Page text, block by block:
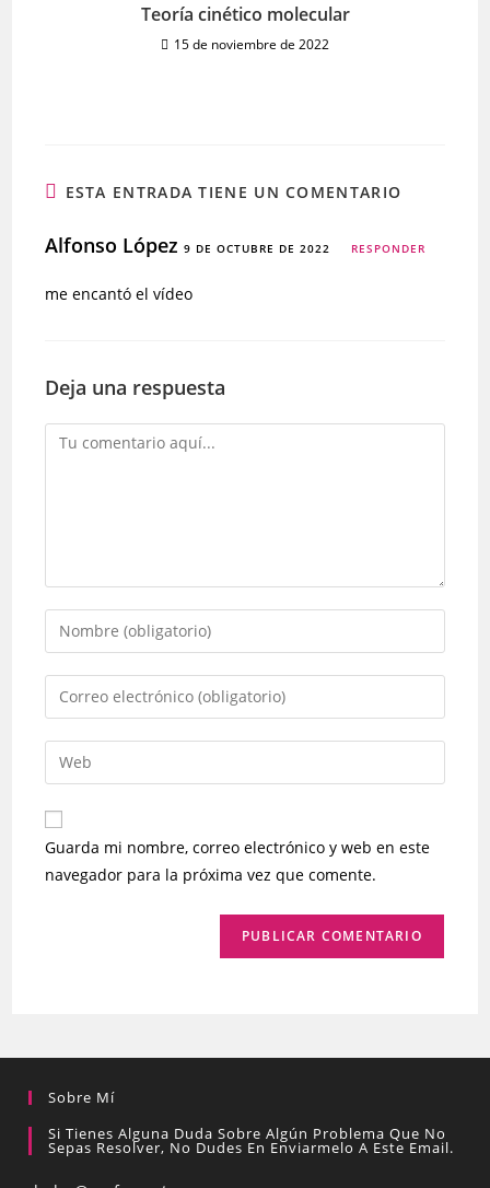
Teoría cinético molecular
15 de noviembre de 2022
ESTA ENTRADA TIENE UN COMENTARIO
Alfonso López9 DE OCTUBRE DE 2022 RESPONDER
me encantó el vídeo
Deja una respuesta
Comentario
Introduce
tu
nombre
de
usuario
para
comentar
Introduce
tu
dirección
de
electrónico
para
comentar
Introduce
la
URL
de
Guarda mi nombre, correo electrónico y web en este
navegador para la próxima vez que comente.
Sobre Mí
Si Tienes Alguna Duda Sobre Algún Problema Que No
Sepas Resolver, No Dudes En Enviarmelo A Este Email.